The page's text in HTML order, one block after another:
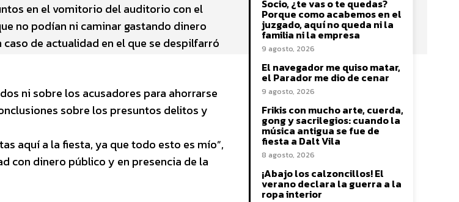
en el vomitorio del auditorio con el
no podían ni caminar gastando dinero
de actualidad en el que se despilfarró
ni sobre los acusadores para ahorrarse
sobre los presuntos delitos y
aquí a la fiesta, ya que todo esto es mío”,
con dinero público y en presencia de la
Socio, ¿te vas o te quedas?
Porque como acabemos en el
juzgado, aquí no queda ni la
familia ni la empresa
9 agosto, 2026
El navegador me quiso matar,
el Parador me dio de cenar
9 agosto, 2026
Frikis con mucho arte, cuerda,
gong y sacrilegios: cuando la
música antigua se fue de
fiesta a Dalt Vila
8 agosto, 2026
¡Abajo los calzoncillos! El
verano declara la guerra a la
ropa interior